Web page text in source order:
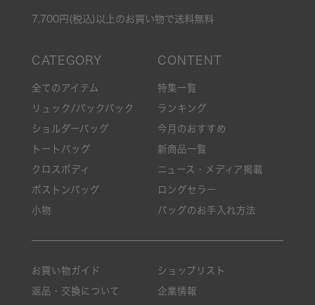
7,700円(税込)以上のお買い物で送料無料
全てのアイテム
リュック/バックパック
ショルダーバッグ
トートバッグ
クロスボディ
ボストンバッグ
小物
特集一覧
ランキング
今月のおすすめ
新商品一覧
ニュース・メディア掲載
ロングセラー
バッグのお手入れ方法
お買い物ガイド
返品・交換について
ショップリスト
企業情報